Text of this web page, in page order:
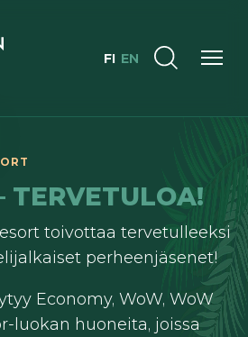
FI EN
TERVETULOA!
toivottaa tervetulleeksi
perheenjäsenet!
Economy, WoW, WoW
luokan huoneita, joissa